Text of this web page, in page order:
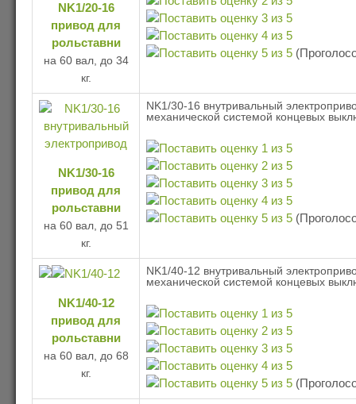
NK1/20-16
привод для
рольставни
на 60 вал, до 34
кг.
NK1/30-16
привод для
рольставни
на 60 вал, до 51
кг.
NK1/30-16 внутривальный
механической системой концевых
NK1/40-12
привод для
рольставни
на 60 вал, до 68
кг.
NK1/40-12 внутривальный
механической системой концевых